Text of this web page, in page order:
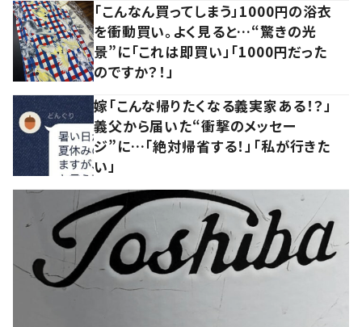
「こんなん買ってしまう」1000円の浴衣
を衝動買い。よく見ると…“驚きの光
景”に「これは即買い」「1000円だった
のですか？！」
嫁「こんな帰りたくなる義実家ある！？」
義父から届いた“衝撃のメッセー
ジ”に…「絶対帰省する！」「私が行きた
い」